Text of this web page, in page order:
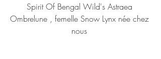
Spirit Of Bengal Wild's Astraea
Ombrelune , femelle Snow Lynx née chez
nous